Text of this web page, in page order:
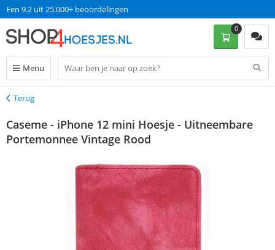
Een 9.2 uit 25.000+ beoordelingen
Menu
0
Terug
Terug
Caseme - iPhone 12 mini Hoesje - Uitneembare
Portemonnee Vintage Rood